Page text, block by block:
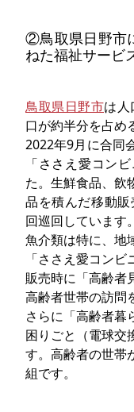
②鳥取県日野市
ねた福祉サービ
鳥取県日野市は人
口が約半分を占め
2022年9月に合同
「ささえ愛コン
た。生鮮食品、飲
品を積んだ移動
回巡回しています
魚介類は特に、地
「ささえ愛コン
販売時に「高齢者
高齢者世帯の訪問
さらに「高齢者暮
困りごと（電球交
す。高齢者の世帯
組です。